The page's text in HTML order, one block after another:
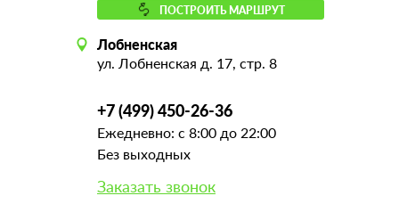
ПОСТРОИТЬ МАРШРУТ
Лобненская
ул. Лобненская д. 17, стр. 8
+7 (499) 450-26-36
Ежедневно: с 8:00 до 22:00
Без выходных
Заказать звонок